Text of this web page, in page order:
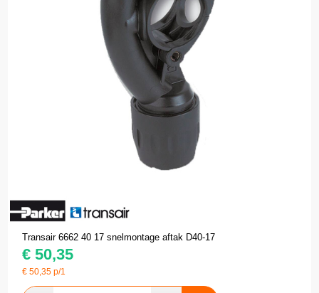
Transair 6662 40 17 snelmontage aftak D40-17
€ 50,35
€50,35 p/1